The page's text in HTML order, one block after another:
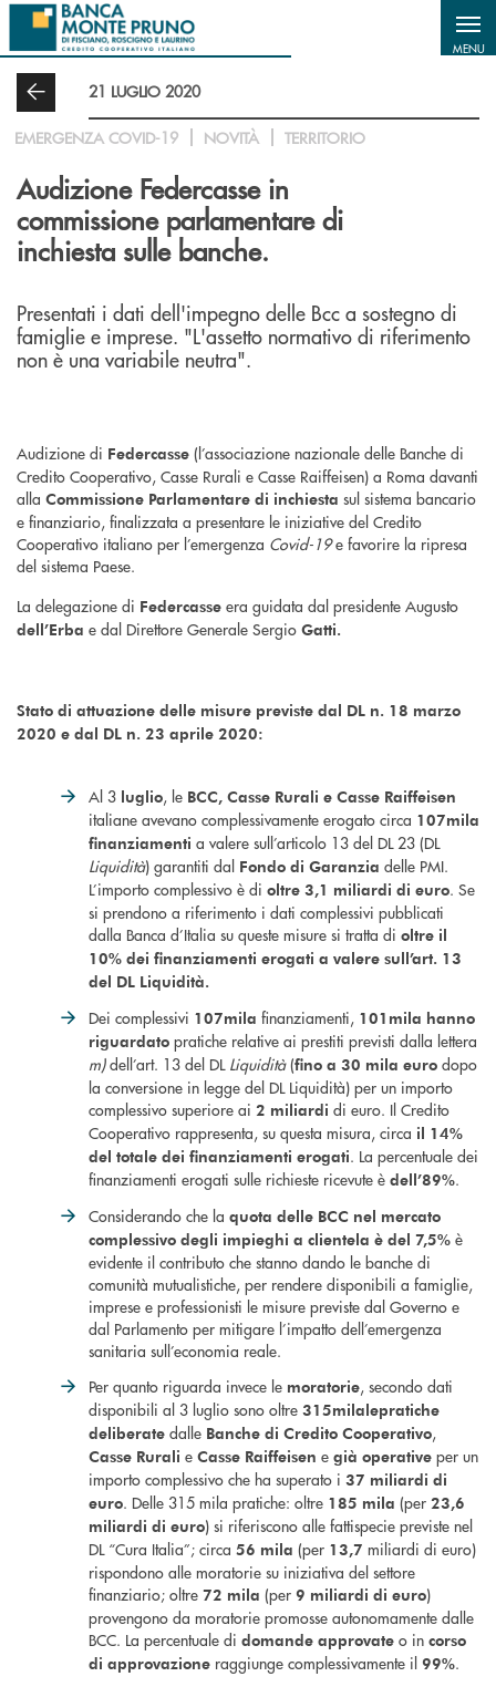
Salta al contenuto principale
MENU
21 LUGLIO 2020
EMERGENZA COVID-19 NOVITÀ TERRITORIO
Audizione Federcasse in
commissione parlamentare di
inchiesta sulle banche.
Presentati i dati dell'impegno delle Bcc a sostegno di
famiglie e imprese. "L'assetto normativo di riferimento
non è una variabile neutra".
Audizione di Federcasse (l’associazione nazionale delle Banche di
Credito Cooperativo, Casse Rurali e Casse Raiffeisen) a Roma davanti
alla Commissione Parlamentare di inchiesta sul sistema bancario
e finanziario, finalizzata a presentare le iniziative del Credito
Cooperativo italiano per l’emergenza Covid-19e favorire la ripresa
del sistema Paese.
La delegazione di Federcasse era guidata dal presidente Augusto
dell’Erba e dal Direttore Generale Sergio Gatti.
Stato di attuazione delle misure previste dal DL n. 18 marzo
2020 e dal DL n. 23 aprile 2020:
Al 3 luglio, le BCC, Casse Rurali e Casse Raiffeisen
italiane avevano complessivamente erogato circa 107mila
finanziamenti a valere sull’articolo 13 del DL 23 (DL
Liquidità) garantiti dal Fondo di Garanzia delle PMI.
L’importo complessivo è di oltre 3,1 miliardi di euro. Se
si prendono a riferimento i dati complessivi pubblicati
dalla Banca d’Italia su queste misure si tratta di oltre il
10% dei finanziamenti erogati a valere sull’art. 13
del DL Liquidità.
Dei complessivi 107mila finanziamenti, 101mila hanno
riguardato pratiche relative ai prestiti previsti dalla lettera
m)dell’art. 13 del DL Liquidità(fino a 30 mila euro dopo
la conversione in legge del DL Liquidità) per un importo
complessivo superiore ai 2 miliardi di euro. Il Credito
Cooperativo rappresenta, su questa misura, circa il 14%
del totale dei finanziamenti erogati. La percentuale dei
finanziamenti erogati sulle richieste ricevute è dell’89%.
Considerando che la quota delle BCC nel mercato
complessivo degli impieghi a clientela è del 7,5% è
evidente il contributo che stanno dando le banche di
comunità mutualistiche, per rendere disponibili a famiglie,
imprese e professionisti le misure previste dal Governo e
dal Parlamento per mitigare l’impatto dell’emergenza
sanitaria sull’economia reale.
Per quanto riguarda invece le moratorie, secondo dati
disponibili al 3 luglio sono oltre 315milalepratiche
deliberate dalle Banche di Credito Cooperativo,
Casse Rurali e Casse Raiffeisen e già operative per un
importo complessivo che ha superato i 37 miliardi di
euro. Delle 315 mila pratiche: oltre 185 mila (per 23,6
miliardi di euro) si riferiscono alle fattispecie previste nel
DL “Cura Italia”; circa 56 mila (per 13,7 miliardi di euro)
rispondono alle moratorie su iniziativa del settore
finanziario; oltre 72 mila (per 9 miliardi di euro)
provengono da moratorie promosse autonomamente dalle
BCC. La percentuale di domande approvate o in corso
di approvazione raggiunge complessivamente il 99%.